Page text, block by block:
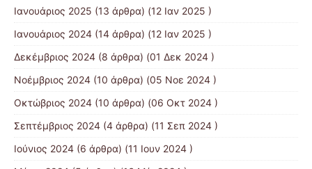
Ιανουάριος 2025 (13 άρθρα) (12 Ιαν 2025 )
Ιανουάριος 2024 (14 άρθρα) (12 Ιαν 2025 )
Δεκέμβριος 2024 (8 άρθρα) (01 Δεκ 2024 )
Νοέμβριος 2024 (10 άρθρα) (05 Νοε 2024 )
Οκτώβριος 2024 (10 άρθρα) (06 Οκτ 2024 )
Σεπτέμβριος 2024 (4 άρθρα) (11 Σεπ 2024 )
Ιούνιος 2024 (6 άρθρα) (11 Ιουν 2024 )